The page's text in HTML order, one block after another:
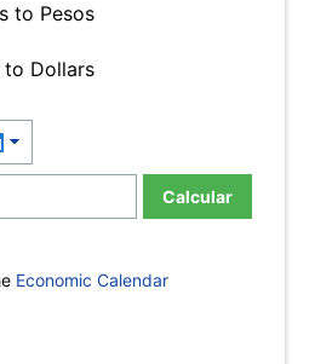
to Pesos
to Dollars
Calcular
Economic Calendar